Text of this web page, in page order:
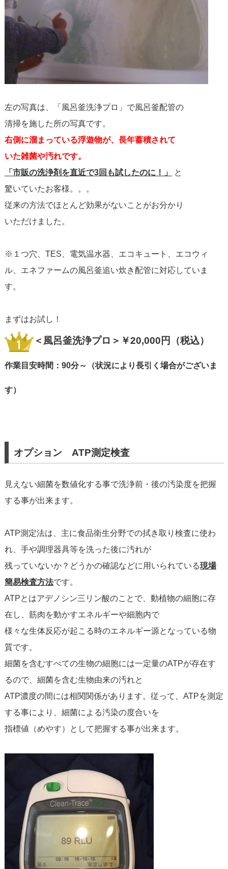
左の写真は、「風呂釜洗浄プロ」で風呂釜配管の
清掃を施した所の写真です。
右側に溜まっている浮遊物が、長年蓄積されて
いた雑菌や汚れです。
「市販の洗浄剤を直近で3回も試したのに！」
と
驚いていたお客様。。。
従来の方法でほとんど効果がないことがお分かり
いただけました。
※１つ穴、TES、電気温水器、エコキュート、エコウィ
ル、エネファームの風呂釜追い炊き配管に対応していま
す。
まずはお試し！
＜風呂釜洗浄プロ＞￥20,000円（税込）
作業目安時間：90分～（状況により長引く場合がございま
す）
オプション ATP測定検査
見えない細菌を数値化する事で洗浄前・後の汚染度を把握
する事が出来ます。
ATP測定法は、主に食品衛生分野での拭き取り検査に使わ
れ、手や調理器具等を洗った後に汚れが
残っていないか？どうかの確認などに用いられている現場
簡易検査方法です。
ATPとはアデノシン三リン酸のことで、動植物の細胞に存
在し、筋肉を動かすエネルギーや細胞内で
様々な生体反応が起こる時のエネルギー源となっている物
質です。
細菌を含むすべての生物の細胞には一定量のATPが存在す
るので、細菌を含む生物由来の汚れと
ATP濃度の間には相関関係があります。従って、ATPを測定
する事により、細菌による汚染の度合いを
指標値（めやす）として把握する事が出来ます。